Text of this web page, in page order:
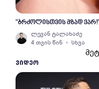
"ბრძოლისთვის მზად
ლევან ტალახაძე
4 თვის წინ
სხვა
ᲕᲘᲓᲔᲝ